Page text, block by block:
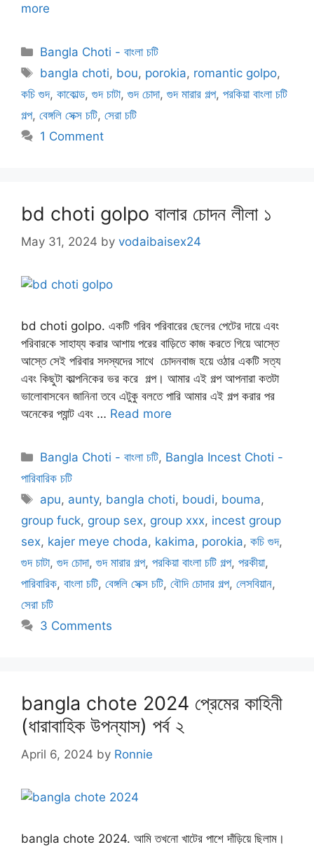
more
Categories
Bangla Choti - বাংলা চটি
Tags
bangla choti, bou, porokia, romantic golpo,
কচি গুদ, কাকোল্ড, গুদ চাটা, গুদ চোদা, গুদ মারার গল্প, পরকিয়া বাংলা চটি
গল্প, বেঙ্গলি সেক্স চটি, সেরা চটি
1 Comment
bd choti golpo বালার চোদন লীলা ১
May 31, 2024 by vodaibaisex24
bd choti golpo. একটি গরিব পরিবারের ছেলের পেটের দায়ে এবং
পরিবারকে সাহায্য করার আশায় পরের বাড়িতে কাজ করতে গিয়ে আস্তে
আস্তে সেই পরিবার সদস্যদের সাথে চোদনবাজ হয়ে ওঠার একটি সত্য
এবং কিছুটা কাল্পনিকের ভর করে গল্প। আমার এই গল্প আপনারা কতটা
ভালোবাসবেন জানিনা তবে এটুকু বলতে পারি আমার এই গল্প করার পর
অনেকের প্যান্ট এবং … Read more
Categories
Bangla Choti - বাংলা চটি, Bangla Incest Choti -
পারিবারিক চটি
Tags
apu, aunty, bangla choti, boudi, bouma,
group fuck, group sex, group xxx, incest group
sex, kajer meye choda, kakima, porokia, কচি গুদ,
গুদ চাটা, গুদ চোদা, গুদ মারার গল্প, পরকিয়া বাংলা চটি গল্প, পরকীয়া,
পারিবারিক, বাংলা চটি, বেঙ্গলি সেক্স চটি, বৌদি চোদার গল্প, লেসবিয়ান,
সেরা চটি
3 Comments
bangla chote 2024 প্রেমের কাহিনী
(ধারাবাহিক উপন্যাস) পর্ব ২
April 6, 2024 by Ronnie
bangla chote 2024. আমি তখনো খাটের পাশে দাঁড়িয়ে ছিলাম।